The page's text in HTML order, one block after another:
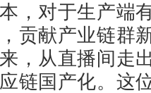
，对于生产端
贡献产业链群
，从直播间走
链国产化。这